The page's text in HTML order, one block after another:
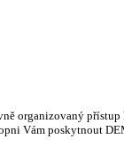
organizovaný
Vám poskytnout